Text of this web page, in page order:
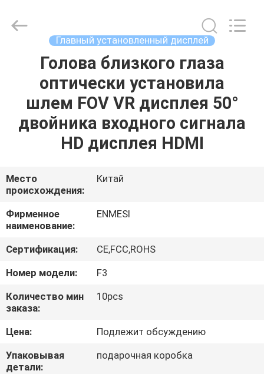
ПРОДУКТЫ
ПУТЕШЕСТВИЕ
ФАБРИКИ
ПРОВЕРКА
КАЧЕСТВА
НОВОСТИ
СЛУЧАИ
Technology
Главный установленный дисплей
Голова близкого глаза
оптически установила
шлем FOV VR дисплея 50°
двойника входного сигнала
HD дисплея HDMI
Место
происхождения:
Китай
Фирменное
наименование:
ENMESI
Сертификация:
CE,FCC,ROHS
Номер модели:
F3
Количество мин
заказа:
10pcs
Цена:
Подлежит обсуждению
Упаковывая
детали:
подарочная коробка